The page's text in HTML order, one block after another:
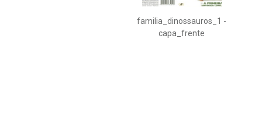
familia_dinossauros_1 -
capa_frente